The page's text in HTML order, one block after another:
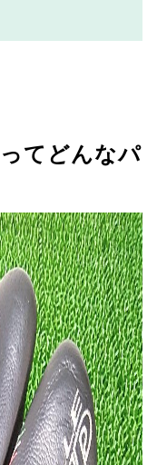
てどんなパ